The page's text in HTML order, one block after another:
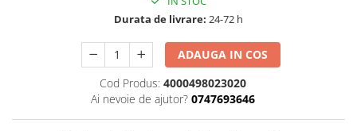
Durata de livrare: 24-72 h
ADAUGA IN COS
Cod Produs: 4000498023020
Ai nevoie de ajutor? 0747693646